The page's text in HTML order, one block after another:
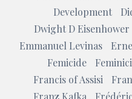
Development
Dwight D Eisenhower
Emmanuel Levinas
Femicide
Francis of Assisi
Franz Kafka